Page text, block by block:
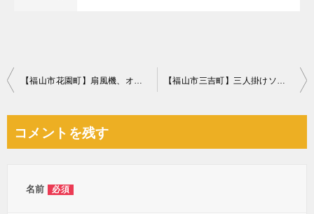
投
ビ
【福山市花園町】扇風機、オルガン、絨毯、三輪車、玩具等の回収 【福山市三吉町】三人掛けソファーの回収・処分ご依頼 お客様の声
コメントを残す
名前 必須